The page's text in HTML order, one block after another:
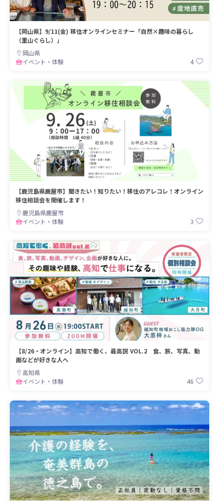
【岡山県】9/11(金) 移住オンラインセミナー「自然×趣味の暮らし
（里山ぐらし）」
岡山県
イベント・体験
4
【鹿児島県鹿屋市】聞きたい！知りたい！移住のアレコレ！オンライン
移住相談会を開催します！
鹿児島県鹿屋市
イベント・体験
3
【8/26・オンライン】高知で働く、最高説 VOL.2 食、旅、写真、動
画などが好きな人へ
高知県
イベント・体験
46